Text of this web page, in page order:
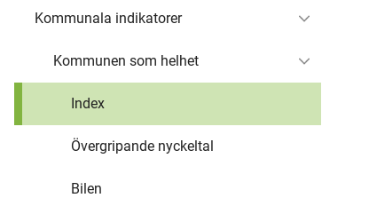
Kommunala indikatorer
Kommunen som helhet
Index
Övergripande nyckeltal
Bilen